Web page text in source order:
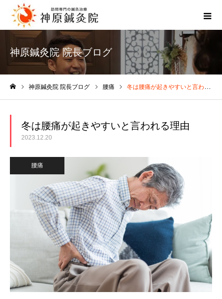
神原鍼灸院 院長ブログ
神原鍼灸院 院長ブログ 腰痛 冬は腰痛が起きやすいと言われる理由
冬は腰痛が起きやすいと言われる理由
2023.12.20
腰痛